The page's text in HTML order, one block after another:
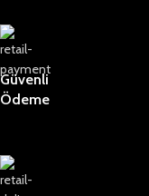
Güvenli
Ödeme